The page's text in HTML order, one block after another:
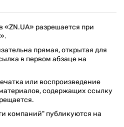
«ZN.UA» разрешается при
прямая, открытая для
в первом абзаце на
или воспроизведение
содержащих ссылку
компаний" публикуются на